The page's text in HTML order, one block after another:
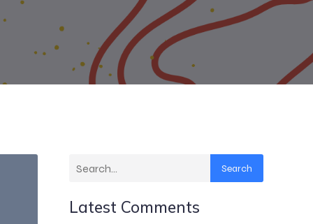
Search
Latest Comments